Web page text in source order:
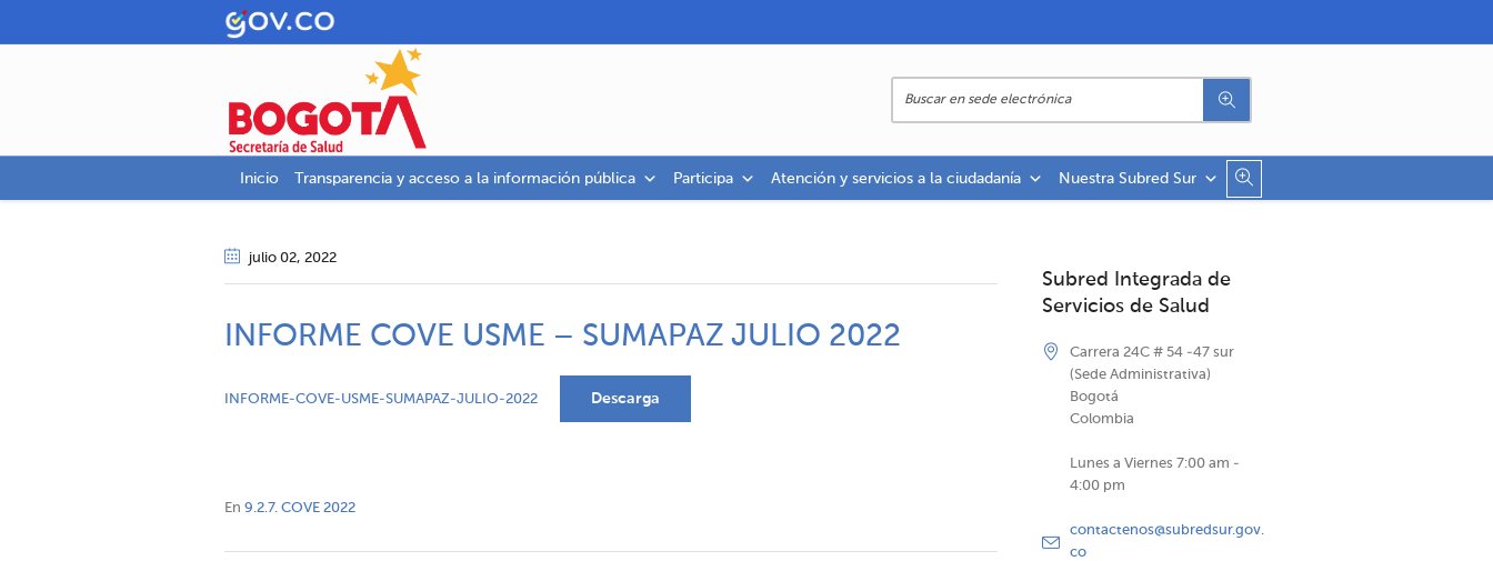
Inicio Transparencia y acceso a la información pública Participa Atención y servicios a la ciudadanía Nuestra Subred Sur
julio 02, 2022
INFORME COVE USME – SUMAPAZ JULIO 2022
INFORME-COVE-USME-SUMAPAZ-JULIO-2022 Descarga
En 9.2.7. COVE 2022
Subred Integrada de
Servicios de Salud
Carrera 24C # 54 -47 sur
(Sede Administrativa)
Bogotá
Colombia
Lunes a Viernes 7:00 am -
4:00 pm
contactenos@subredsur.gov.
co